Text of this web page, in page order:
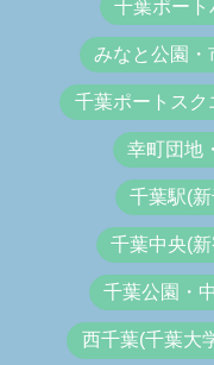
千葉ポー
みなと公園・
千葉ポートスク
幸町団地
千葉駅(
千葉中央(
千葉公園・
西千葉(千葉大